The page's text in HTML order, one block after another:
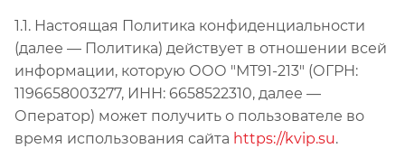
1.1. Настоящая Политика конфиденциальности
(далее — Политика) действует в отношении всей
информации, которую ООО "МТ91-213" (ОГРН:
1196658003277, ИНН: 6658522310, далее —
Оператор) может получить о пользователе во
время использования сайта https://kvip.su.